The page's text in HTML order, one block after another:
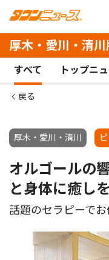
厚木・愛川・清川
すべて トップニ
戻る
厚木・愛川・清川
オルゴールの
と身体に癒しを
話題のセラピーで